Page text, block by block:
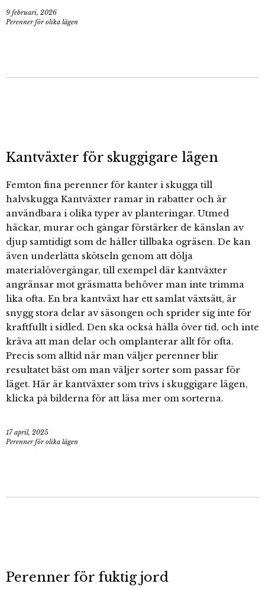
9 februari, 2026
Perenner för olika lägen
Kantväxter för skuggigare lägen
Femton fina perenner för kanter i skugga till
halvskugga Kantväxter ramar in rabatter och är
användbara i olika typer av planteringar. Utmed
häckar, murar och gångar förstärker de känslan av
djup samtidigt som de håller tillbaka ogräsen. De kan
även underlätta skötseln genom att dölja
materialövergångar, till exempel där kantväxter
angränsar mot gräsmatta behöver man inte trimma
lika ofta. En bra kantväxt har ett samlat växtsätt, är
snygg stora delar av säsongen och sprider sig inte för
kraftfullt i sidled. Den ska också hålla över tid, och inte
kräva att man delar och omplanterar allt för ofta.
Precis som alltid när man väljer perenner blir
resultatet bäst om man väljer sorter som passar för
läget. Här är kantväxter som trivs i skuggigare lägen,
klicka på bilderna för att läsa mer om sorterna.
17 april, 2025
Perenner för olika lägen
Perenner för fuktig jord